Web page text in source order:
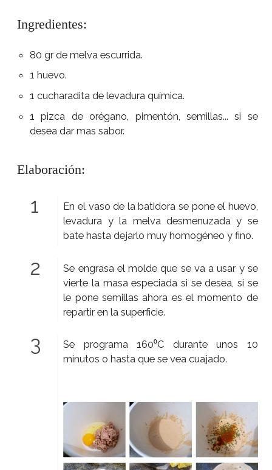
Ingredientes:
80 gr de melva escurrida.
1 huevo.
1 cucharadita de levadura química.
1 pizca de orégano, pimentón, semillas... si se
desea dar mas sabor.
Elaboración:
En el vaso de la batidora se pone el huevo,
levadura y la melva desmenuzada y se
bate hasta dejarlo muy homogéneo y fino.
Se engrasa el molde que se va a usar y se
vierte la masa especiada si se desea, si se
le pone semillas ahora es el momento de
repartir en la superficie.
Se programa 160⁰C durante unos 10
minutos o hasta que se vea cuajado.